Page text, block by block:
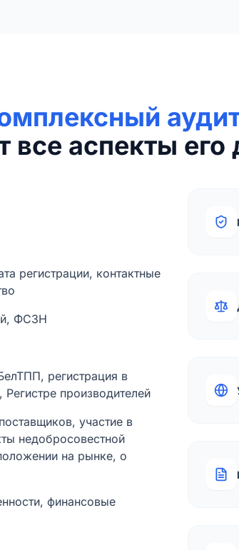
все аспекты его
регистрации, контактные
ФСЗН
регистрация в
производителей
участие в
недобросовестной
на рынке, о
финансовые